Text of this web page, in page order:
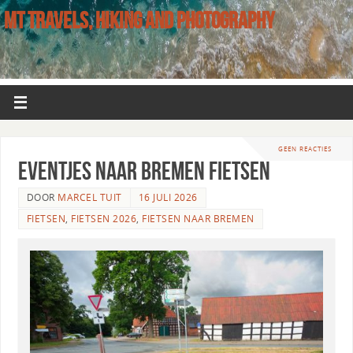
MT TRAVELS, HIKING AND PHOTOGRAPHY
GEEN REACTIES
Eventjes naar Bremen fietsen
DOOR MARCEL TUIT
16 JULI 2026
FIETSEN, FIETSEN 2026, FIETSEN NAAR BREMEN